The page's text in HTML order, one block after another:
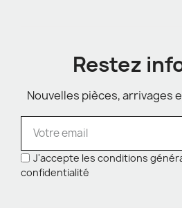
Restez
Nouvelles pièces, arrivages
J'accepte les conditions
confidentialité